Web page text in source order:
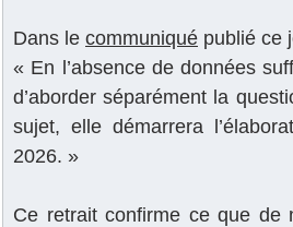
Dans le communiqué publié ce
« En l’absence de données
d’aborder séparément la
sujet, elle démarrera
2026. »
Ce retrait confirme ce que de